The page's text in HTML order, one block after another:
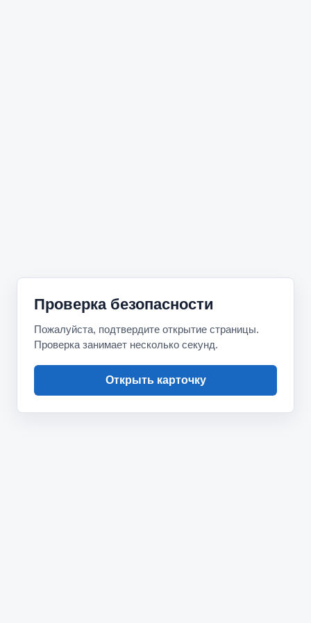
Проверка безопасности
Пожалуйста, подтвердите открытие страницы.
Проверка занимает несколько секунд.
Открыть карточку